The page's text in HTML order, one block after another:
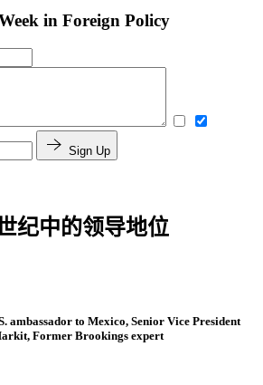
in Foreign Policy
Sign Up
纪中的领导地位
ambassador to Mexico, Senior Vice President
Former Brookings expert